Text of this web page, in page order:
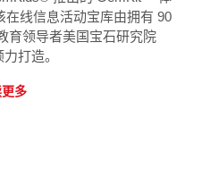
线信息活动宝库由拥有 90
育领导者美国宝石研究院
打造。
多